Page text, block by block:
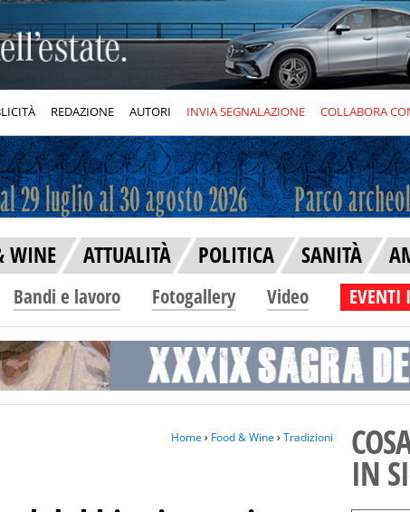
REDAZIONE AUTORI INVIA SEGNALAZIONE COLLABORA
WINE ATTUALITÀ POLITICA SANITÀ
Bandi e lavoro Fotogallery Video EVENTI
Home› Food & Wine› Tradizioni
IN